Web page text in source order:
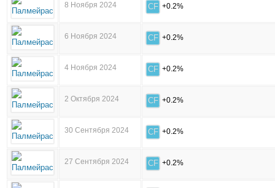
8 Ноября 2024 CF +0.2%
6 Ноября 2024 CF +0.2%
4 Ноября 2024 CF +0.2%
2 Октября 2024 CF +0.2%
30 Сентября 2024 CF +0.2%
27 Сентября 2024 CF +0.2%